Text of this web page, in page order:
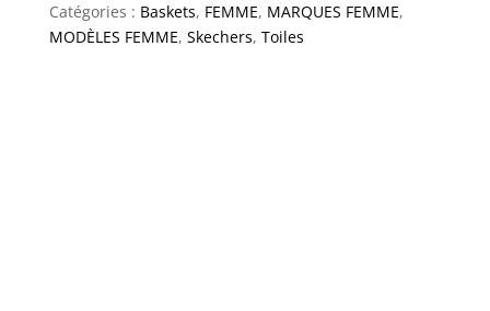
Catégories : Baskets, FEMME, MARQUES FEMME,
MODÈLES FEMME, Skechers, Toiles